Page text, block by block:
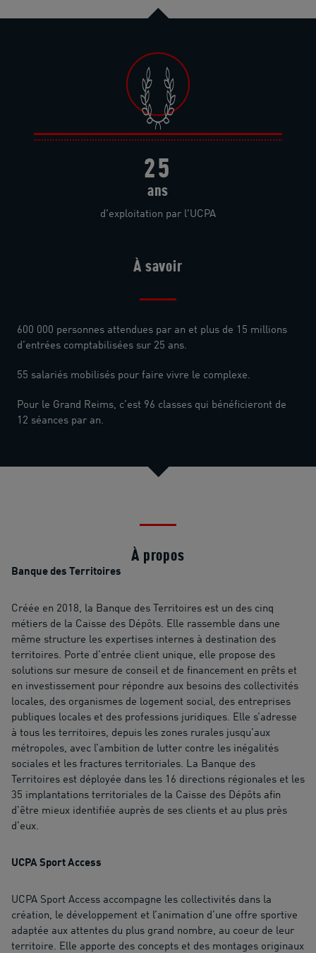
25
ans
d'exploitation par l'UCPA
À savoir
600 000 personnes attendues par an et plus de 15 millions
d’entrées comptabilisées sur 25 ans.
55 salariés mobilisés pour faire vivre le complexe.
Pour le Grand Reims, c’est 96 classes qui bénéficieront de
12 séances par an.
À propos
Banque des Territoires
Créée en 2018, la Banque des Territoires est un des cinq
métiers de la Caisse des Dépôts. Elle rassemble dans une
même structure les expertises internes à destination des
territoires. Porte d’entrée client unique, elle propose des
solutions sur mesure de conseil et de financement en prêts et
en investissement pour répondre aux besoins des collectivités
locales, des organismes de logement social, des entreprises
publiques locales et des professions juridiques. Elle s’adresse
à tous les territoires, depuis les zones rurales jusqu’aux
métropoles, avec l’ambition de lutter contre les inégalités
sociales et les fractures territoriales. La Banque des
Territoires est déployée dans les 16 directions régionales et les
35 implantations territoriales de la Caisse des Dépôts afin
d’être mieux identifiée auprès de ses clients et au plus près
d’eux.
UCPA Sport Access
UCPA Sport Access accompagne les collectivités dans la
création, le développement et l’animation d’une offre sportive
adaptée aux attentes du plus grand nombre, au coeur de leur
territoire. Elle apporte des concepts et des montages originaux